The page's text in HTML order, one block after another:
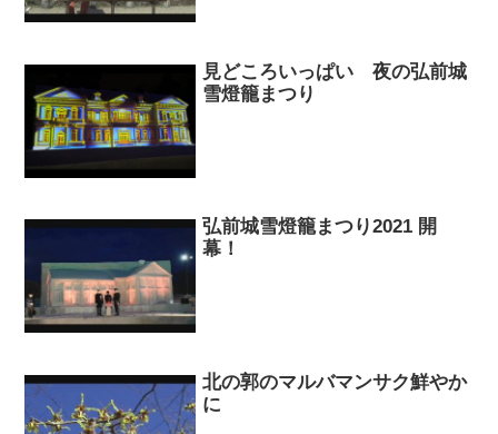
見どころいっぱい 夜の弘前城
雪燈籠まつり
弘前城雪燈籠まつり2021 開
幕！
北の郭のマルバマンサク鮮やか
に